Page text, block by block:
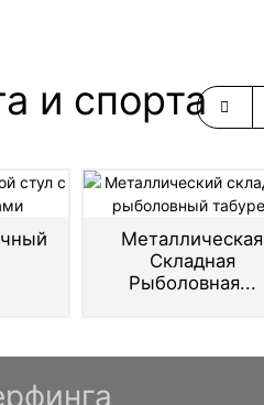
и спорта
Металлическая
Складная
Рыболовная...